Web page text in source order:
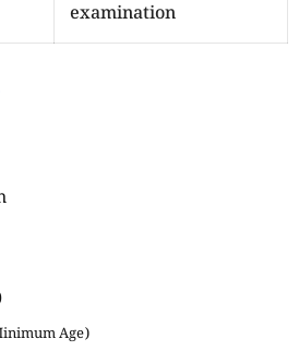
examination
Age)